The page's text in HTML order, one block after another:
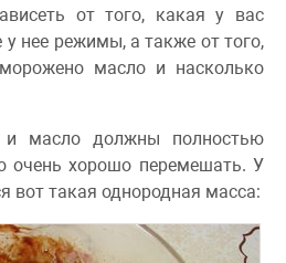
от того, какая у вас
нее режимы, а также от того,
масло и насколько
масло должны полностью
очень хорошо перемешать. У
вот такая однородная масса: